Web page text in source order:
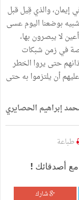
إيمان، والذي قِيل قبل
بوضعنا اليوم عسى
لا يبصرون بها،
في زمن شبكات
حتى يروا الخطر
أن يلتزموا به حتى
إبراهيم الحصايري
طباعة
أصدقائك !
شارك